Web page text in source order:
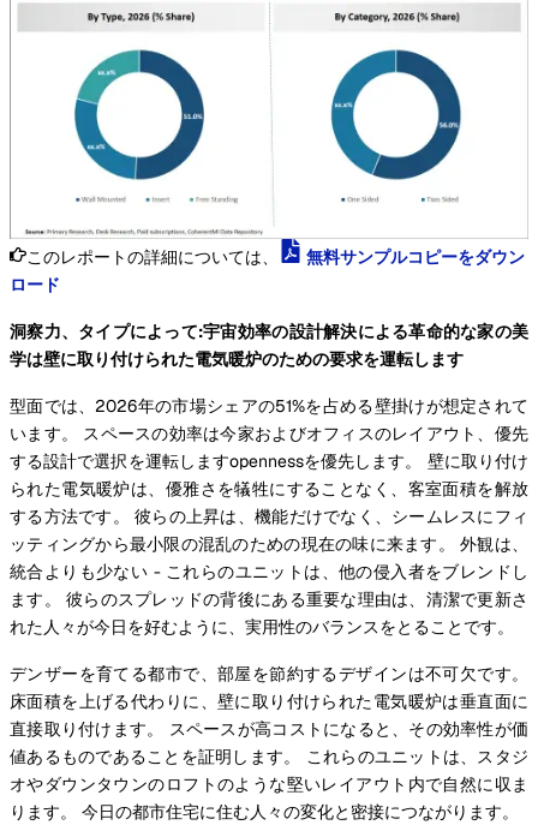
このレポートの詳細については、
無料サンプルコピーをダウン
ロード
洞察力、タイプによって:宇宙効率の設計解決による革命的な家の美
学は壁に取り付けられた電気暖炉のための要求を運転します
型面では、2026年の市場シェアの51%を占める壁掛けが想定されて
います。 スペースの効率は今家およびオフィスのレイアウト、優先
する設計で選択を運転しますopennessを優先します。 壁に取り付け
られた電気暖炉は、優雅さを犠牲にすることなく、客室面積を解放
する方法です。 彼らの上昇は、機能だけでなく、シームレスにフィ
ッティングから最小限の混乱のための現在の味に来ます。 外観は、
統合よりも少ない - これらのユニットは、他の侵入者をブレンドし
ます。 彼らのスプレッドの背後にある重要な理由は、清潔で更新さ
れた人々が今日を好むように、実用性のバランスをとることです。
デンザーを育てる都市で、部屋を節約するデザインは不可欠です。
床面積を上げる代わりに、壁に取り付けられた電気暖炉は垂直面に
直接取り付けます。 スペースが高コストになると、その効率性が価
値あるものであることを証明します。 これらのユニットは、スタジ
オやダウンタウンのロフトのような堅いレイアウト内で自然に収ま
ります。 今日の都市住宅に住む人々の変化と密接につながります。